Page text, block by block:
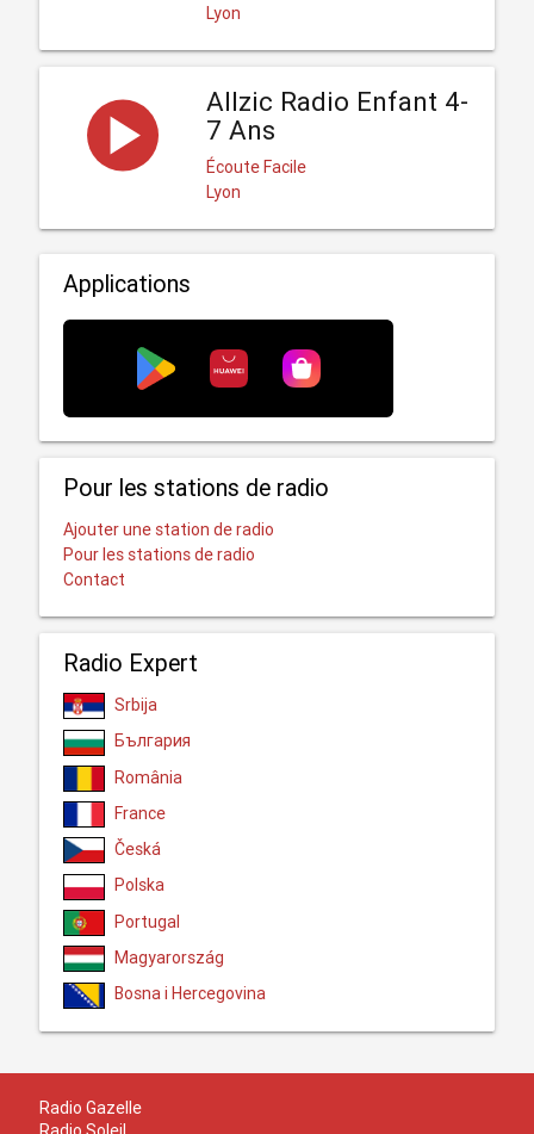
Lyon
Allzic Radio Enfant 4-
7 Ans
Écoute Facile
Lyon
Applications
Pour les stations de radio
Ajouter une station de radio
Pour les stations de radio
Contact
Radio Expert
Srbija
България
România
France
Česká
Polska
Portugal
Magyarország
Bosna i Hercegovina
Radio Gazelle